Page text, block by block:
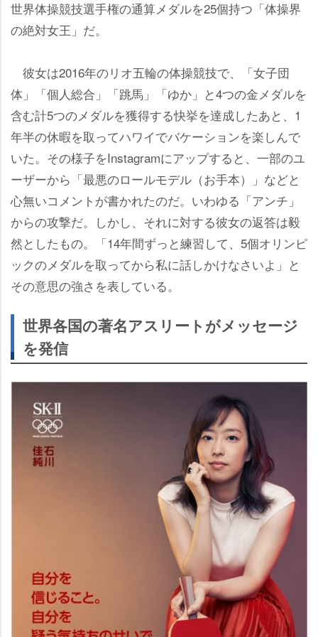
世界体操競技選手権の通算メダルを25個持つ「体操界
の絶対女王」だ。
彼女は2016年のリオ五輪の体操競技で、「女子団
体」「個人総合」「跳馬」「ゆか」と4つの金メダルを
含む計5つのメダルを獲得する快挙を達成したあと、1
年半の休暇を取ってハワイでバケーションを楽しんで
いた。その様子をInstagramにアップすると、一部のユ
ーザーから「最悪のロールモデル（お手本）」などと
心無いコメントが書かれたのだ。いわゆる「アンチ」
からの攻撃だ。しかし、それに対する彼女の返答は毅
然としたもの。「14年間ずっと練習して、5個オリンピ
ックのメダルを取ってから私に話しかけなさいよ」と
その意思の強さを表している。
世界各国の著名アスリートがメッセージ
を発信